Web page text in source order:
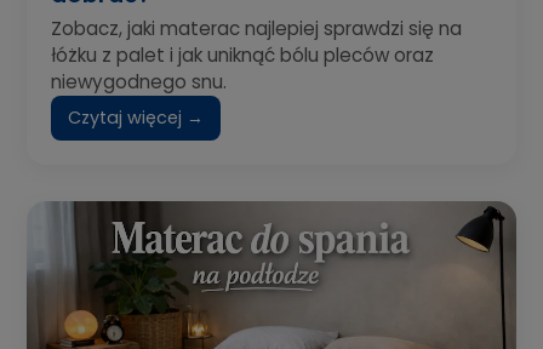
Zobacz, jaki materac najlepiej sprawdzi się na
łóżku z palet i jak uniknąć bólu pleców oraz
niewygodnego snu.
Czytaj więcej →